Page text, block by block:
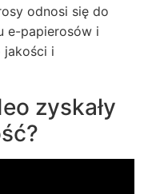
odnosi się do
e-papierosów i
jakości i
zyskały